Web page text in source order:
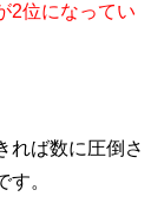
2位になってい
れば数に圧倒さ
。